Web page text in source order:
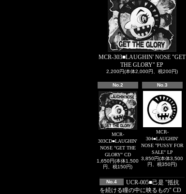
MCR-303■LAUGHIN' NOSE "GET
THE GLORY" EP
2,200円(本体2,000円、税200円)
No.2
MCR-
303CD■LAUGHIN'
NOSE "GET THE
GLORY" CD
1,650円(本体1,500
円、税150円)
No.3
MCR-
304■LAUGHIN'
NOSE "PUSSY FOR
SALE" LP
3,850円(本体3,500
円、税350円)
No.4
UCR-005■己是 "抵抗
を続ける瞳の中に映るもの" CD